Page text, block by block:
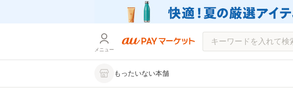
メニュー
もったいない本舗